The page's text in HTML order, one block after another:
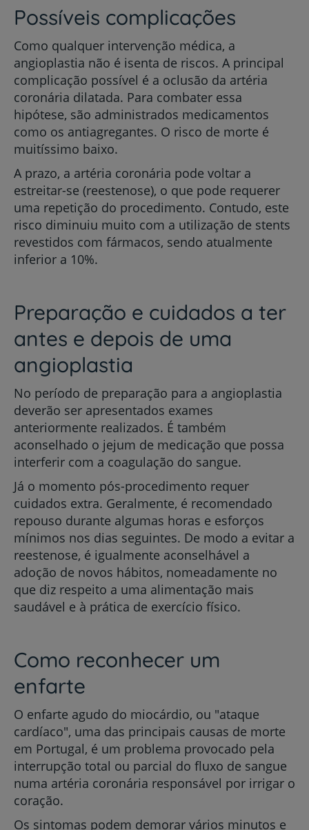
Possíveis complicações
Como qualquer intervenção médica, a
angioplastia não é isenta de riscos. A principal
complicação possível é a oclusão da artéria
coronária dilatada. Para combater essa
hipótese, são administrados medicamentos
como os antiagregantes. O risco de morte é
muitíssimo baixo.
A prazo, a artéria coronária pode voltar a
estreitar-se (reestenose), o que pode requerer
uma repetição do procedimento. Contudo, este
risco diminuiu muito com a utilização de stents
revestidos com fármacos, sendo atualmente
inferior a 10%.
Preparação e cuidados a ter
antes e depois de uma
angioplastia
No período de preparação para a angioplastia
deverão ser apresentados exames
anteriormente realizados. É também
aconselhado o jejum de medicação que possa
interferir com a coagulação do sangue.
Já o momento pós-procedimento requer
cuidados extra. Geralmente, é recomendado
repouso durante algumas horas e esforços
mínimos nos dias seguintes. De modo a evitar a
reestenose, é igualmente aconselhável a
adoção de novos hábitos, nomeadamente no
que diz respeito a uma alimentação mais
saudável e à prática de exercício físico.
Como reconhecer um
enfarte
O enfarte agudo do miocárdio, ou "ataque
cardíaco", uma das principais causas de morte
em Portugal, é um problema provocado pela
interrupção total ou parcial do fluxo de sangue
numa artéria coronária responsável por irrigar o
coração.
Os sintomas podem demorar vários minutos e